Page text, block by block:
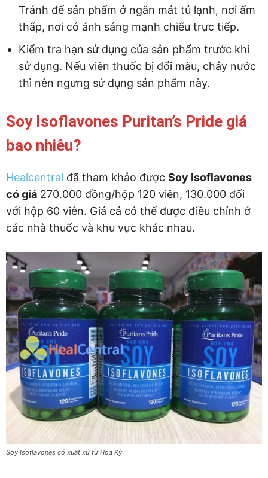
Tránh để sản phẩm ở ngăn mát tủ lạnh, nơi ẩm
thấp, nơi có ánh sáng mạnh chiếu trực tiếp.
Kiểm tra hạn sử dụng của sản phẩm trước khi
sử dụng. Nếu viên thuốc bị đổi màu, chảy nước
thì nên ngưng sử dụng sản phẩm này.
Soy Isoflavones Puritan’s Pride giá
bao nhiêu?
Healcentral đã tham khảo được Soy Isoflavones
có giá 270.000 đồng/hộp 120 viên, 130.000 đối
với hộp 60 viên. Giá cả có thể được điều chỉnh ở
các nhà thuốc và khu vực khác nhau.
Soy Isoflavones có xuất xứ từ Hoa Kỳ